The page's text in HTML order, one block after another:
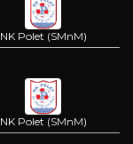
NK Polet (SMnM)
NK Polet (SMnM)